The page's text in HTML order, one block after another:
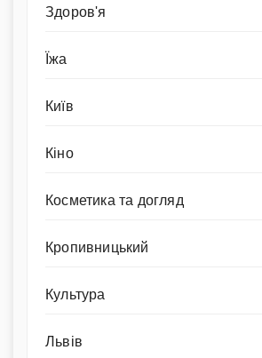
Здоров'я
Їжа
Київ
Кіно
Косметика та догляд
Кропивницький
Культура
Львів